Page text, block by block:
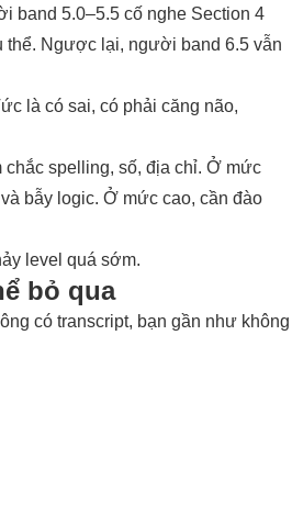
band 5.0–5.5 cố nghe Section 4
thể. Ngược lại, người band 6.5 vẫn
là có sai, có phải căng não,
spelling, số, địa chỉ. Ở mức
bẫy logic. Ở mức cao, cần đào
level quá sớm.
bỏ qua
có transcript, bạn gần như không